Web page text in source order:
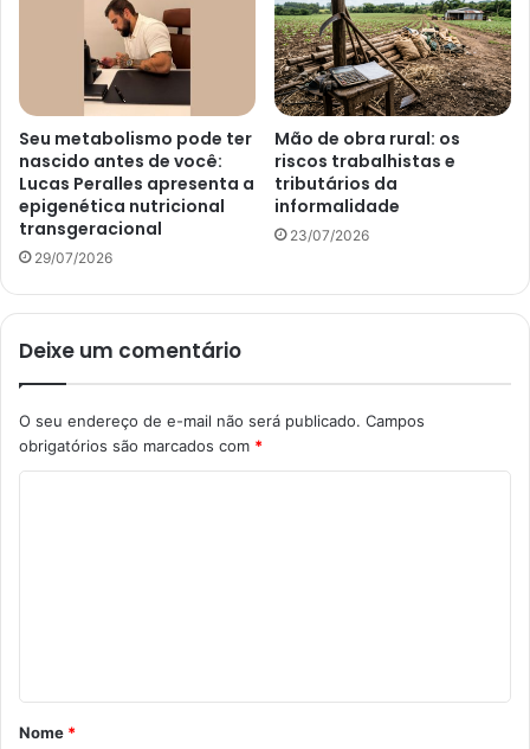
Seu metabolismo pode ter
nascido antes de você:
Lucas Peralles apresenta a
epigenética nutricional
transgeracional
29/07/2026
Mão de obra rural: os
riscos trabalhistas e
tributários da
informalidade
23/07/2026
Deixe um comentário
O seu endereço de e-mail não será publicado. Campos
obrigatórios são marcados com *
á
r
Nome *